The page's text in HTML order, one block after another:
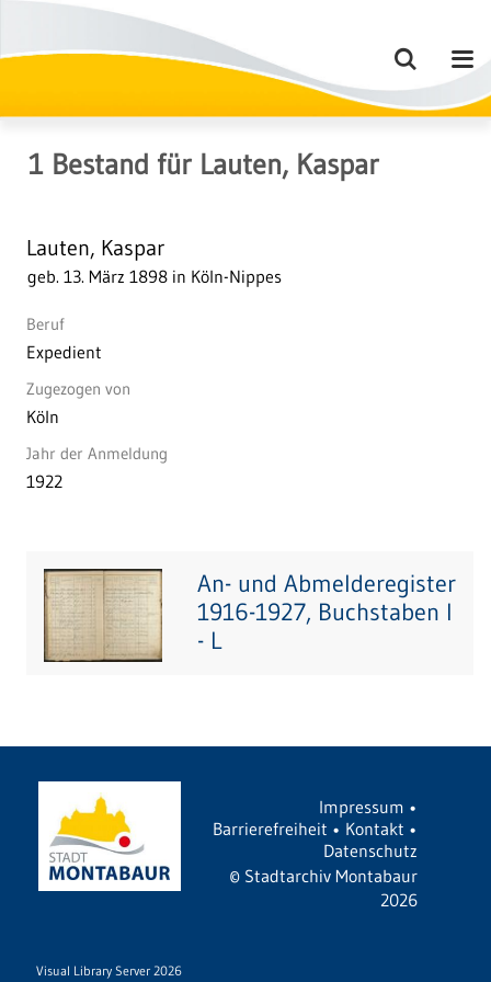
1 Bestand für Lauten, Kaspar
Lauten, Kaspar
geb. 13. März 1898 in Köln-Nippes
Beruf
Expedient
Zugezogen von
Köln
Jahr der Anmeldung
1922
An- und Abmelderegister
1916-1927, Buchstaben I
- L
Impressum •
Barrierefreiheit • Kontakt •
Datenschutz
© Stadtarchiv Montabaur
2026
Visual Library Server 2026